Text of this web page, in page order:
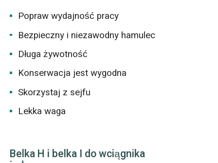
Popraw wydajność pracy
Bezpieczny i niezawodny hamulec
Długa żywotność
Konserwacja jest wygodna
Skorzystaj z sejfu
Lekka waga
Belka H i belka I do wciągnika